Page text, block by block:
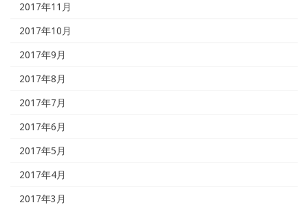
2017年11月
2017年10月
2017年9月
2017年8月
2017年7月
2017年6月
2017年5月
2017年4月
2017年3月